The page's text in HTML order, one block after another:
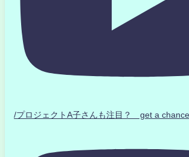
/プロジェクトA子さんも注目？ get a